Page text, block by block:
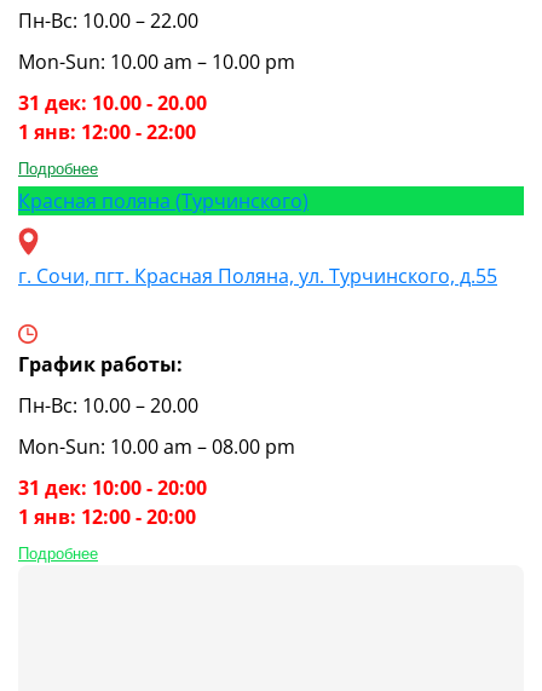
Пн-Вс: 10.00 – 22.00
Mon-Sun: 10.00 am – 10.00 pm
31 дек: 10.00 - 20.00
1 янв: 12:00 - 22:00
Подробнее
Красная поляна (Турчинского)
г. Сочи, пгт. Красная Поляна, ул. Турчинского, д.55
График работы:
Пн-Вс: 10.00 – 20.00
Mon-Sun: 10.00 am – 08.00 pm
31 дек: 10:00 - 20:00
1 янв: 12:00 - 20:00
Подробнее